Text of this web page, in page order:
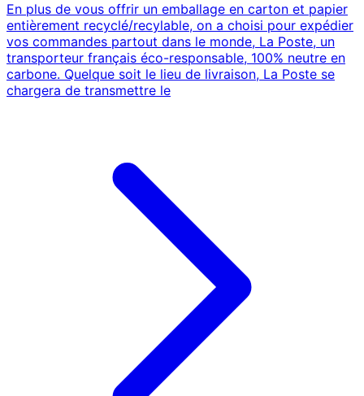
En plus de vous offrir un emballage en carton et papier
entièrement recyclé/recylable, on a choisi pour expédier
vos commandes partout dans le monde, La Poste, un
transporteur français éco-responsable, 100% neutre en
carbone. Quelque soit le lieu de livraison, La Poste se
chargera de transmettre le